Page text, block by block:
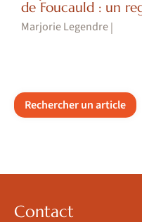
de Foucauld : un
Marjorie Legendre|
Rechercher un article
Contact